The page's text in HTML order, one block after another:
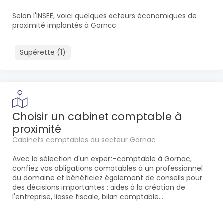
Selon l'INSEE, voici quelques acteurs économiques de
proximité implantés à Gornac :
Supérette (1)
Choisir un cabinet comptable à
proximité
Cabinets comptables du secteur Gornac
Avec la sélection d'un expert-comptable à Gornac,
confiez vos obligations comptables à un professionnel
du domaine et bénéficiez également de conseils pour
des décisions importantes : aides à la création de
l'entreprise, liasse fiscale, bilan comptable...